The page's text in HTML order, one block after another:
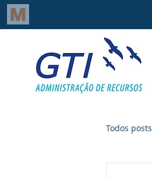
Todos posts